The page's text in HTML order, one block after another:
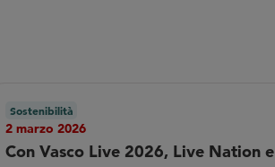
Sostenibilità
2 marzo 2026
Con Vasco Live 2026, Live Nation e